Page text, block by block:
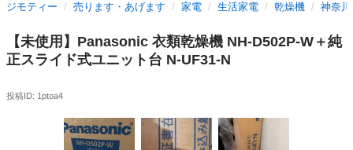
ジモティー 売ります・あげます 家電 生活家電 乾燥機 神奈
【未使用】Panasonic 衣類乾燥機 NH-D502P-W＋純
正スライド式ユニット台 N-UF31-N
投稿ID: 1ptoa4